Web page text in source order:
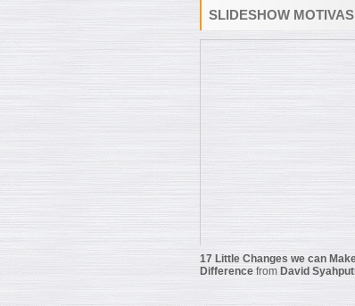
SLIDESHOW
17 Little Changes we can
Difference from David